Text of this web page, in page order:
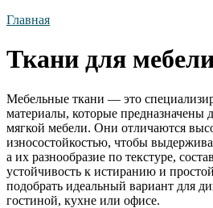
Главная
Ткани для
Мебельные ткани — это
материалы, которые предназначены
мягкой мебели. Они отличаются
износостойкостью, чтобы
а их разнообразие по текстуре,
устойчивость к истиранию и
подобрать идеальный вариант для
гостиной, кухне или офисе.